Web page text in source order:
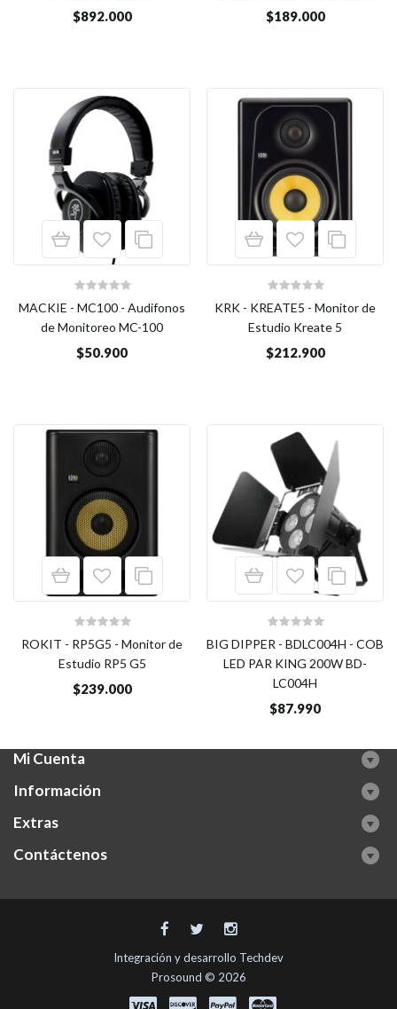
$892.000 $189.000
MACKIE - MC100 - Audifonos
de Monitoreo MC-100
$50.900
KRK - KREATE5 - Monitor de
Estudio Kreate 5
$212.900
ROKIT - RP5G5 - Monitor de
Estudio RP5 G5
$239.000
BIG DIPPER - BDLC004H - COB
LED PAR KING 200W BD-
LC004H
$87.990
Mi Cuenta
Información
Extras
Contáctenos
Integración y desarrollo Techdev
Prosound © 2026